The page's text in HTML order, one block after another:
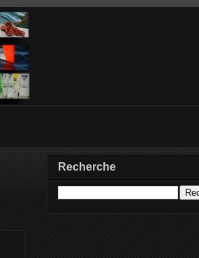
Recherche